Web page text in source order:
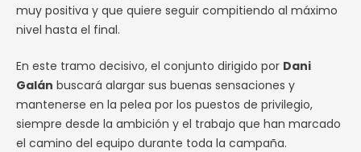
muy positiva y que quiere seguir compitiendo al máximo
nivel hasta el final.
En este tramo decisivo, el conjunto dirigido por Dani
Galán buscará alargar sus buenas sensaciones y
mantenerse en la pelea por los puestos de privilegio,
siempre desde la ambición y el trabajo que han marcado
el camino del equipo durante toda la campaña.